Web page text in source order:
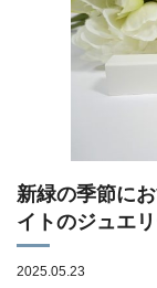
新緑の季節に
イトのジュエ
2025.05.23